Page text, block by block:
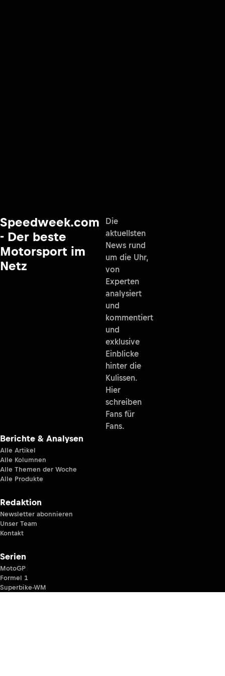
Speedweek.com
- Der beste
Motorsport im
Netz
Die
aktuellsten
News rund
um die Uhr,
von
Experten
analysiert
und
kommentiert
und
exklusive
Einblicke
hinter die
Kulissen.
Hier
schreiben
Fans für
Fans.
Berichte & Analysen
Alle Artikel
Alle Kolumnen
Alle Themen der Woche
Alle Produkte
Redaktion
Newsletter abonnieren
Unser Team
Kontakt
Serien
MotoGP
Formel 1
Superbike-WM